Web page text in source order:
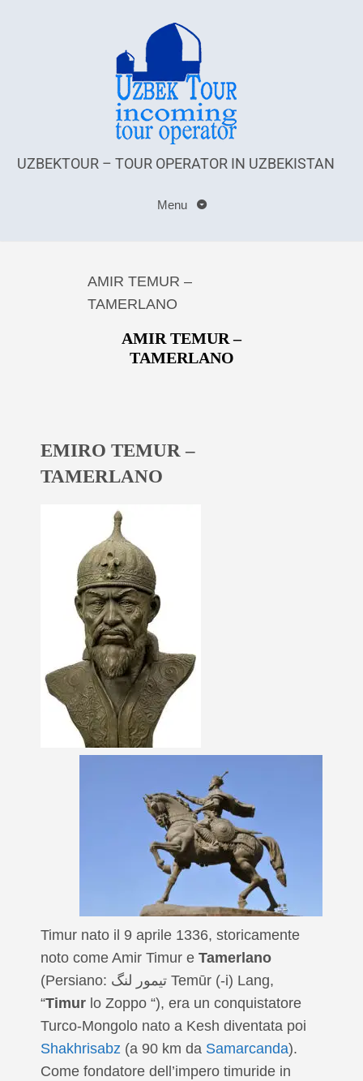
UZBEKTOUR – TOUR OPERATOR IN UZBEKISTAN
Menu
AMIR TEMUR –
TAMERLANO
AMIR TEMUR –
TAMERLANO
EMIRO TEMUR –
TAMERLANO
Timur nato il 9 aprile 1336, storicamente
noto come Amir Timur eTamerlano
(Persiano: تيمور لنگ Temūr (-i) Lang,
“Timur lo Zoppo “), era un conquistatore
Turco-Mongolo nato a Kesh diventata poi
Shakhrisabz (a 90 km da Samarcanda).
Come fondatore dell’impero timuride in